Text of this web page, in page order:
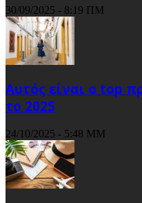
30/09/2025 - 8:19 ΠΜ
Αυτός είναι ο top
το 2025
24/10/2025 - 5:48 ΜΜ